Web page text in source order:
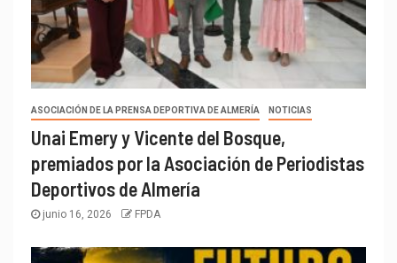
ASOCIACIÓN DE LA PRENSA DEPORTIVA DE ALMERÍA NOTICIAS
Unai Emery y Vicente del Bosque,
premiados por la Asociación de Periodistas
Deportivos de Almería
junio 16, 2026 FPDA